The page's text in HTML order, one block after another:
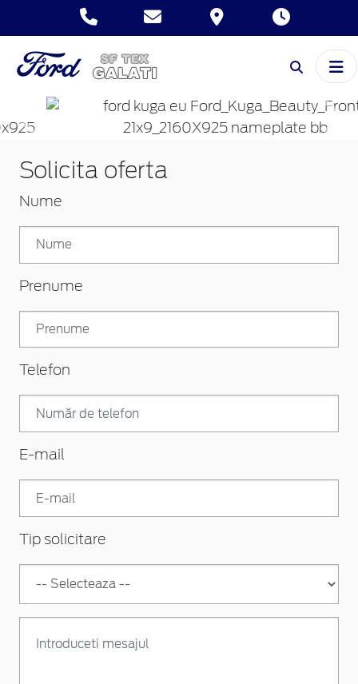
Inapoi
Solicita oferta
Nume
Prenume
Telefon
E-mail
Tip solicitare